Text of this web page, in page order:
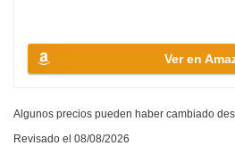
Ver en
Algunos precios pueden haber cambiado
Revisado el 08/08/2026